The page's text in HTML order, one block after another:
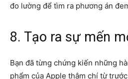
đo lường để tìm ra phương án
8. Tạo ra sự mến
Bạn đã từng chứng kiến những
phẩm của Apple thậm chí từ